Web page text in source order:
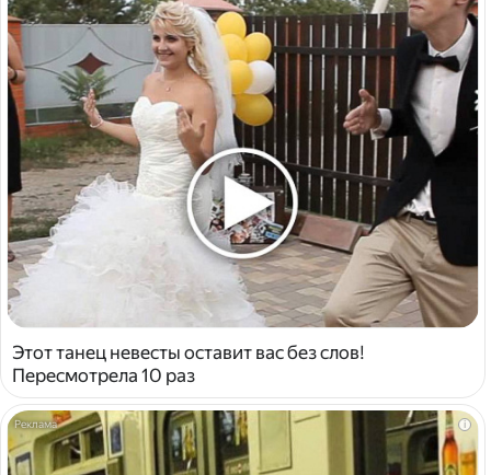
Этот танец невесты оставит вас без слов!
Пересмотрела 10 раз
i